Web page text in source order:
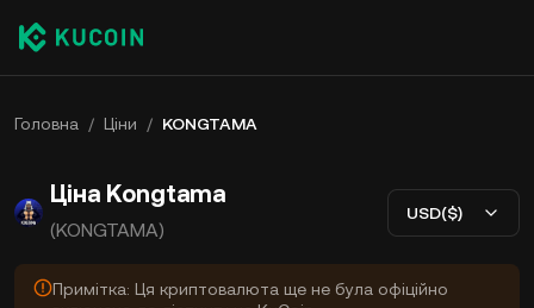
Головна / Ціни / KONGTAMA
Ціна Kongtama
(KONGTAMA)
USD($)
Примітка: Ця криптовалюта ще не була офіційно